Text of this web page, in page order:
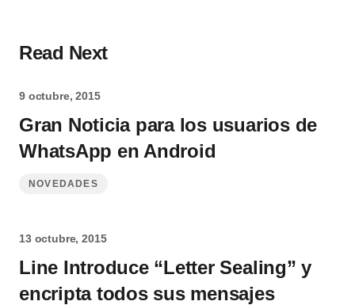
Read Next
9 octubre, 2015
Gran Noticia para los usuarios de
WhatsApp en Android
NOVEDADES
13 octubre, 2015
Line Introduce “Letter Sealing” y
encripta todos sus mensajes